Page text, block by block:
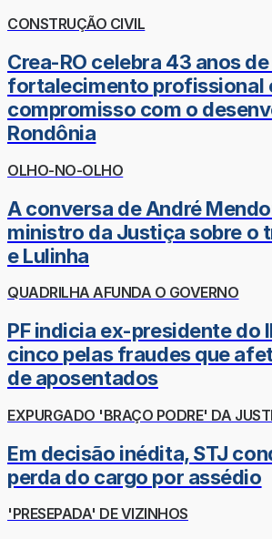
CONSTRUÇÃO CIVIL
Crea-RO celebra 43 anos
fortalecimento profissional
compromisso com o
Rondônia
OLHO-NO-OLHO
A conversa de André
ministro da Justiça sobre o
e Lulinha
QUADRILHA AFUNDA O GOVERNO
PF indicia ex-presidente do
cinco pelas fraudes que
de aposentados
EXPURGADO 'BRAÇO PODRE' DA
Em decisão inédita, STJ
perda do cargo por assédio
'PRESEPADA' DE VIZINHOS